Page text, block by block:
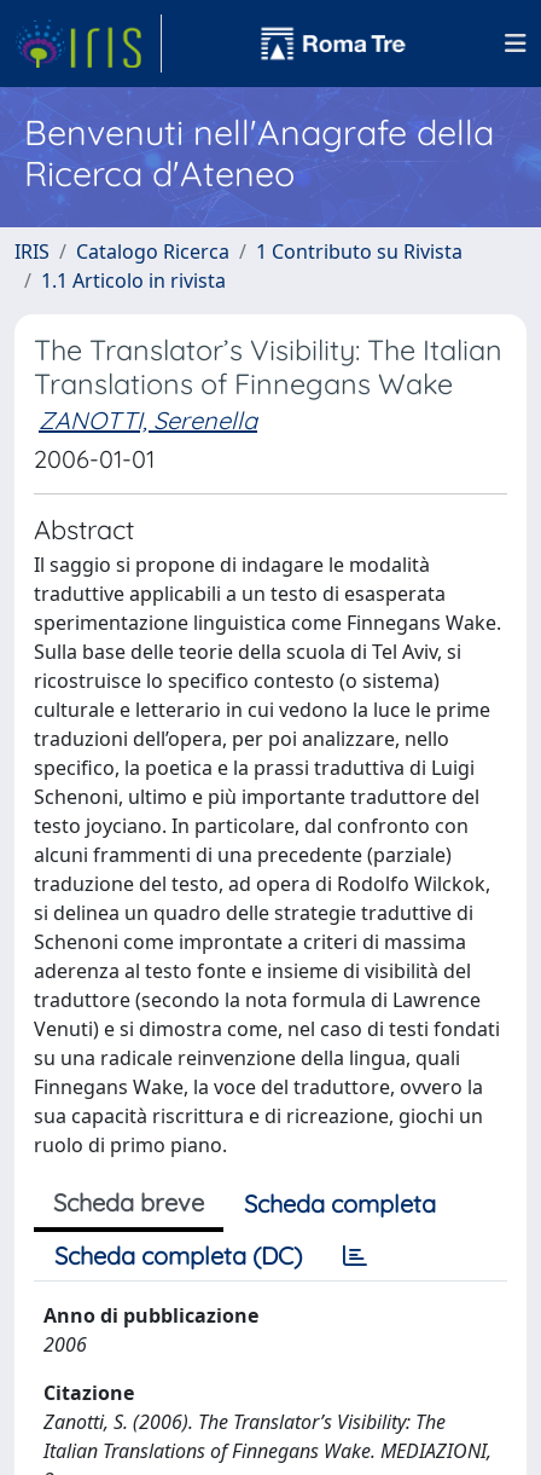
Benvenuti nell'Anagrafe della
Ricerca d'Ateneo
IRIS Catalogo Ricerca
1 Contributo su Rivista
1.1 Articolo in rivista
The Translator’s Visibility: The Italian
Translations of Finnegans Wake
ZANOTTI, Serenella
2006-01-01
Abstract
Il saggio si propone di indagare le modalità
traduttive applicabili a un testo di esasperata
sperimentazione linguistica come Finnegans Wake.
Sulla base delle teorie della scuola di Tel Aviv, si
ricostruisce lo specifico contesto (o sistema)
culturale e letterario in cui vedono la luce le prime
traduzioni dell’opera, per poi analizzare, nello
specifico, la poetica e la prassi traduttiva di Luigi
Schenoni, ultimo e più importante traduttore del
testo joyciano. In particolare, dal confronto con
alcuni frammenti di una precedente (parziale)
traduzione del testo, ad opera di Rodolfo Wilckok,
si delinea un quadro delle strategie traduttive di
Schenoni come improntate a criteri di massima
aderenza al testo fonte e insieme di visibilità del
traduttore (secondo la nota formula di Lawrence
Venuti) e si dimostra come, nel caso di testi fondati
su una radicale reinvenzione della lingua, quali
Finnegans Wake, la voce del traduttore, ovvero la
sua capacità riscrittura e di ricreazione, giochi un
ruolo di primo piano.
Scheda breve
Scheda completa
Scheda completa (DC)
Anno di pubblicazione
2006
Citazione
Zanotti, S. (2006). The Translator’s Visibility: The
Italian Translations of Finnegans Wake. MEDIAZIONI,